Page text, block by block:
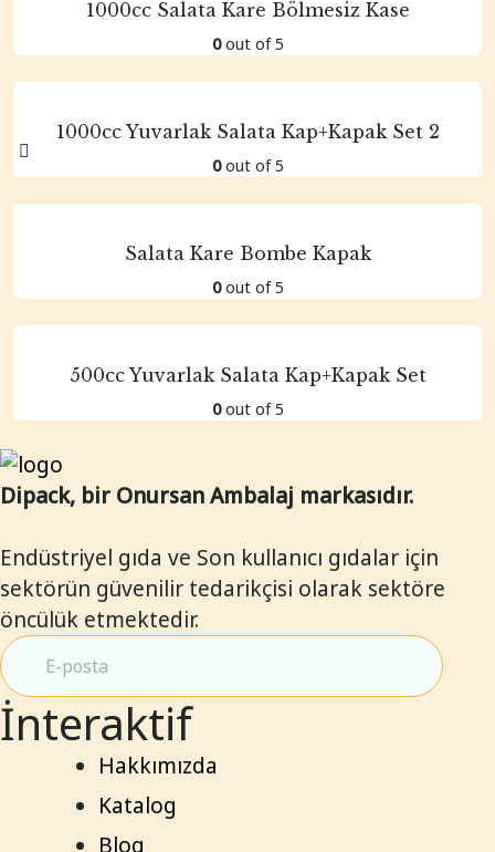
1000cc Salata Kare Bölmesiz Kase
0out of 5
1000cc Yuvarlak Salata Kap+Kapak Set 2
0out of 5
Salata Kare Bombe Kapak
0out of 5
500cc Yuvarlak Salata Kap+Kapak Set
0out of 5
Dipack, bir Onursan Ambalaj markasıdır.
Endüstriyel gıda ve Son kullanıcı gıdalar için
sektörün güvenilir tedarikçisi olarak sektöre
öncülük etmektedir.
İnteraktif
Hakkımızda
Katalog
Blog